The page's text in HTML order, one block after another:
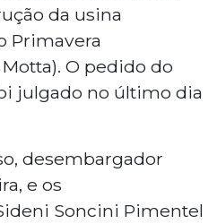
da usina
Primavera
O pedido do
julgado no último dia
desembargador
e os
Soncini Pimentel